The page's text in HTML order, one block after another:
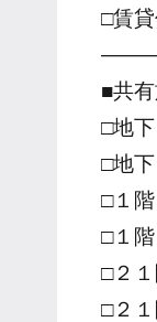
□賃
■共
□地
□地
□１
□１
□２
□２